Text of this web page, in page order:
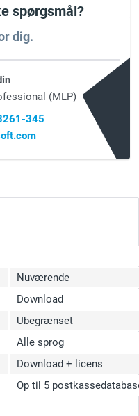
spørgsmål?
dig.
(MLP)
345
Nuværende
Download
Ubegrænset
Alle sprog
Download + licens
Op til 5